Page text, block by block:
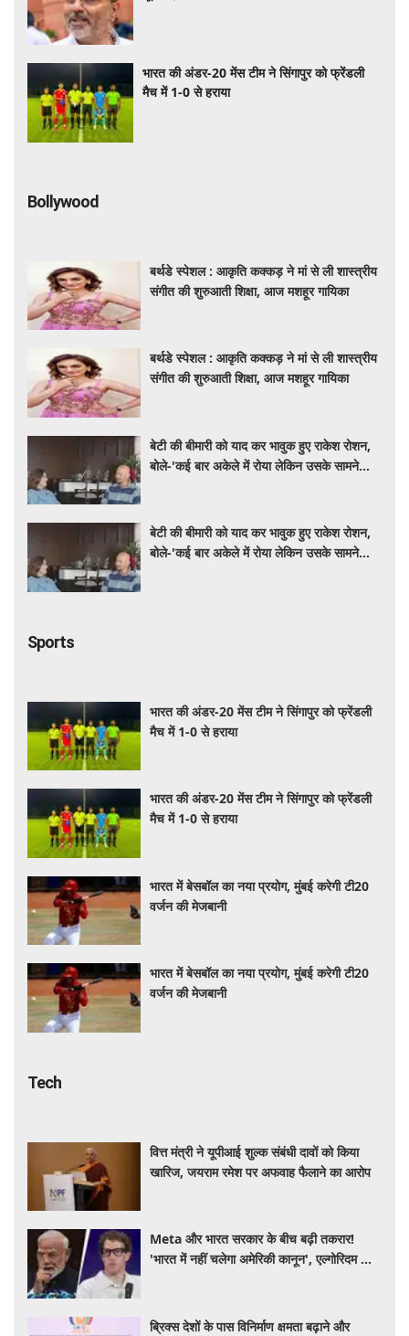
भारत की अंडर-20 मेंस टीम ने सिंगापुर को फ्रेंडली
मैच में 1-0 से हराया
Bollywood
बर्थडे स्पेशल : आकृति कक्कड़ ने मां से ली शास्त्रीय
संगीत की शुरुआती शिक्षा, आज मशहूर गायिका
बर्थडे स्पेशल : आकृति कक्कड़ ने मां से ली शास्त्रीय
संगीत की शुरुआती शिक्षा, आज मशहूर गायिका
बेटी की बीमारी को याद कर भावुक हुए राकेश रोशन,
बोले-'कई बार अकेले में रोया लेकिन उसके सामने
बेटी की बीमारी को याद कर भावुक हुए राकेश रोशन,
बोले-'कई बार अकेले में रोया लेकिन उसके सामने
Sports
भारत की अंडर-20 मेंस टीम ने सिंगापुर को फ्रेंडली
मैच में 1-0 से हराया
भारत की अंडर-20 मेंस टीम ने सिंगापुर को फ्रेंडली
मैच में 1-0 से हराया
भारत में बेसबॉल का नया प्रयोग, मुंबई करेगी टी20
वर्जन की मेजबानी
भारत में बेसबॉल का नया प्रयोग, मुंबई करेगी टी20
वर्जन की मेजबानी
Tech
वित्त मंत्री ने यूपीआई शुल्क संबंधी दावों को किया
खारिज, जयराम रमेश पर अफवाह फैलाने का आरोप
Meta और भारत सरकार के बीच बढ़ी तकरार!
'भारत में नहीं चलेगा अमेरिकी कानून', एल्गोरिदम को
ब्रिक्स देशों के पास विनिर्माण क्षमता बढ़ाने और